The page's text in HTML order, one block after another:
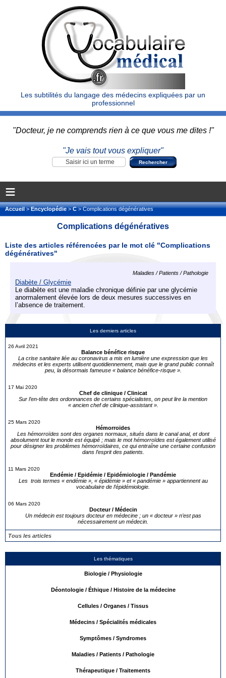
Les subtilités du langage des médecins expliquées par un
professionnel
"Docteur, je ne comprends rien à ce que vous me dites !"
"Je vais tout vous expliquer"
≡
Accueil>Encyclopédie>C> Complications dégénératives
Les derniers articles
26 Avril 2021
Balance bénéfice risque
La crise sanitaire liée au coronavirus a mis en lumière une expression que les
médecins et les experts utilisent quotidiennement, mais que le grand public connaît
peu, la désormais fameuse « balance bénéfice-risque ».
17 Mai 2020
Chef de clinique / Clinicat
Sur l’en-tête des ordonnances de certains spécialistes, on peut lire la mention
« ancien chef de clinique-assistant ».
25 Mars 2020
Hémorroïdes
Les hémorroïdes sont des organes normaux, situés dans le canal anal, et dont
absolument tout le monde est équipé ; mais le mot hémorroïdes est également utilisé
pour désigner les problèmes hémorroïdaires, ce qui entraîne une certaine confusion
dans l’esprit des patients.
11 Mars 2020
Endémie / Epidémie / Epidémiologie / Pandémie
Les trois termes « endémie », « épidémie » et « pandémie » appartiennent au
vocabulaire de l’épidémiologie.
06 Mars 2020
Docteur / Médecin
Un médecin est toujours docteur en médecine ; un « docteur » n’est pas
nécessairement un médecin.
Tous les articles
Les thématiques
Biologie / Physiologie
Déontologie / Éthique / Histoire de la médecine
Cellules / Organes / Tissus
Médecins / Spécialités médicales
Symptômes / Syndromes
Maladies / Patients / Pathologie
Thérapeutique / Traitements
Complications dégénératives
Liste des articles référencées par le mot clé "Complications
dégénératives"
Maladies / Patients / Pathologie
Diabète / Glycémie
Le diabète est une maladie chronique définie par une glycémie
anormalement élevée lors de deux mesures successives en
l’absence de traitement.